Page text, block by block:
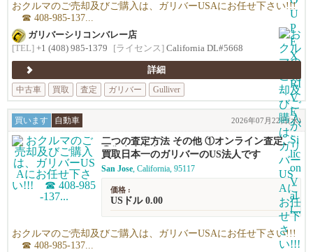
おクルマのご売却及びご購入は、ガリバーUSAにお任せ下さい!!!
☎ 408-985-137...
ガリバーシリコンバレー店
[TEL] +1 (408) 985-1379 [ライセンス] California DL#5668
詳細
中古車
買取 査定 ガリバー Gulliver
買います 自動車 2026年07月22日(水)
二つの査定方法 その他 ①オンライン査定、
②御来店査定
買取日本一のガリバーのUS法人です
San Jose, California, 95117
価格 :
USドル 0.00
おクルマのご売却及びご購入は、ガリバーUSAにお任せ下さい!!!
☎ 408-985-137...